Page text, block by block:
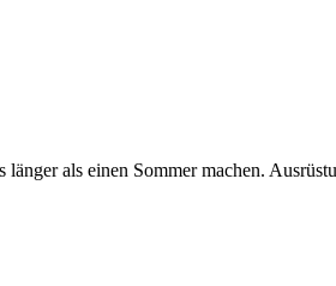
als einen Sommer machen.